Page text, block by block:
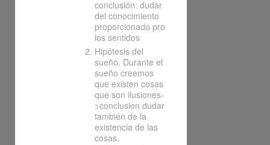
conclusión: dudar
del conocimiento
proporcionado pro
los sentidos
Hipótesis del
sueño. Durante el
sueño creemos
que existen cosas
que son ilusiones-
>conclusion dudar
también de la
existencia de las
cosas.